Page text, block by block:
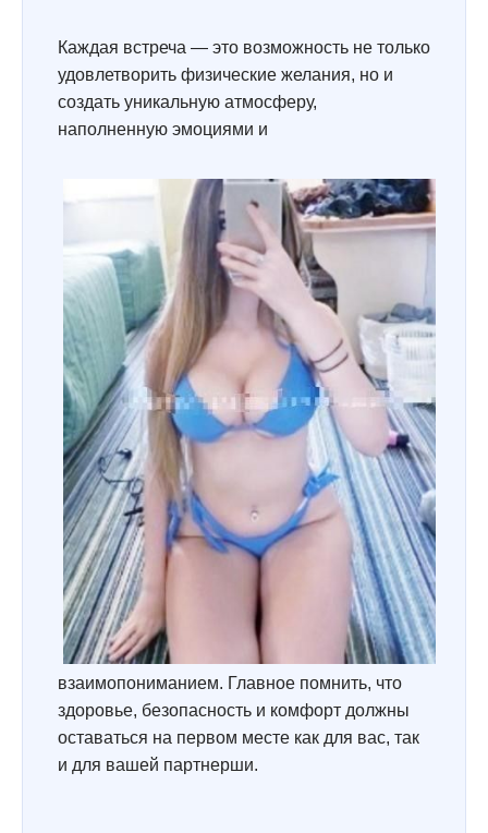
Каждая встреча — это возможность не только
удовлетворить физические желания, но и
создать уникальную атмосферу,
наполненную эмоциями и
взаимопониманием. Главное помнить, что
здоровье, безопасность и комфорт должны
оставаться на первом месте как для вас, так
и для вашей партнерши.